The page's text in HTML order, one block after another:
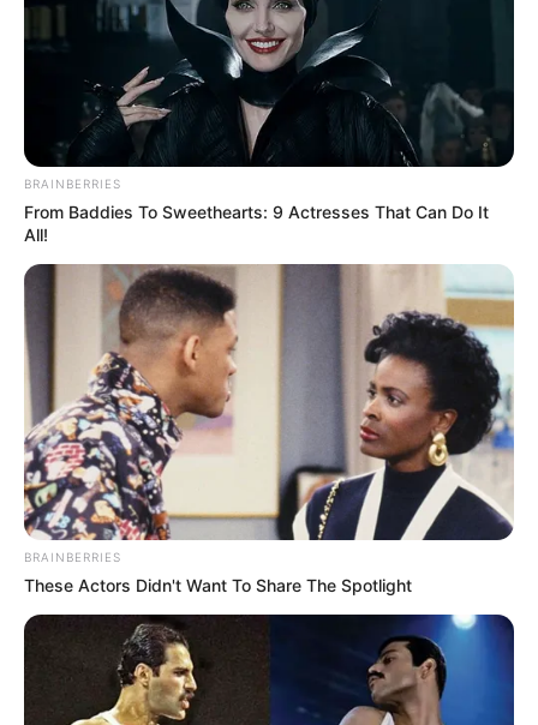
BRAINBERRIES
From Baddies To Sweethearts: 9 Actresses That Can Do It
All!
BRAINBERRIES
These Actors Didn't Want To Share The Spotlight